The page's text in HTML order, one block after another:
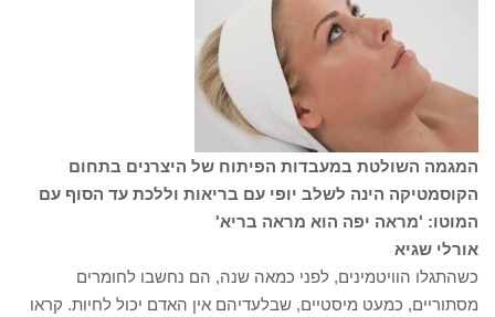
המגמה השולטת במעבדות הפיתוח של היצרנים בתחום
הקוסמטיקה הינה לשלב יופי עם בריאות וללכת עד הסוף עם
המוטו: 'מראה יפה הוא מראה בריא'
אורלי שגיא
כשהתגלו הוויטמינים, לפני כמאה שנה, הם נחשבו לחומרים
מסתוריים, כמעט מיסטיים, שבלעדיהם אין האדם יכול לחיות. קראו